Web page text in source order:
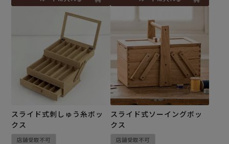
スライド式刺しゅう糸ボッ
クス
店舗受取不可
スライド式ソーイングボッ
クス
店舗受取不可